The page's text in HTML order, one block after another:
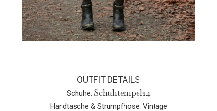
OUTFIT DETAILS
Schuhe: Schuhtempel24
Handtasche & Strumpfhose: Vintage